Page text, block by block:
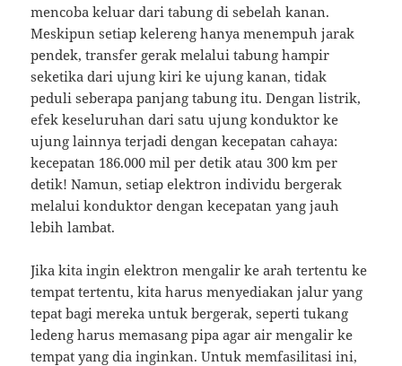
mencoba keluar dari tabung di sebelah kanan.
Meskipun setiap kelereng hanya menempuh jarak
pendek, transfer gerak melalui tabung hampir
seketika dari ujung kiri ke ujung kanan, tidak
peduli seberapa panjang tabung itu. Dengan listrik,
efek keseluruhan dari satu ujung konduktor ke
ujung lainnya terjadi dengan kecepatan cahaya:
kecepatan 186.000 mil per detik atau 300 km per
detik! Namun, setiap elektron individu bergerak
melalui konduktor dengan kecepatan yang jauh
lebih lambat.
Jika kita ingin elektron mengalir ke arah tertentu ke
tempat tertentu, kita harus menyediakan jalur yang
tepat bagi mereka untuk bergerak, seperti tukang
ledeng harus memasang pipa agar air mengalir ke
tempat yang dia inginkan. Untuk memfasilitasi ini,